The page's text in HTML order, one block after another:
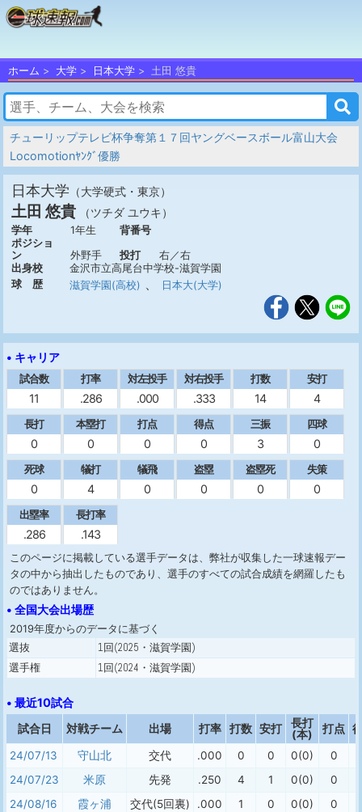
ホーム 大学 日本大学 土田 悠貴
チューリップテレビ杯争奪第１７回ヤングベースボール富山大会
Locomotionﾔﾝｸﾞ優勝
日本大学 （大学硬式・東京）
土田 悠貴 （ツチダ ユウキ）
学年 1年生
背番号
ポジショ
ン
外野手 投打
右／右
出身校
金沢市立高尾台中学校-滋賀学園
球 歴
滋賀学園(高校) 、 日本大(大学)
• キャリア
試合数
11
打率
.286
対左投手
.000
対右投手
.333
打数
14
安打
4
長打
0
本塁打
0
打点
0
得点
0
三振
3
四球
0
死球
0
犠打
4
犠飛
0
盗塁
0
盗塁死
0
失策
0
出塁率
.286
長打率
.143
このページに掲載している選手データは、弊社が収集した一球速報デー
タの中から抽出したものであり、選手のすべての試合成績を網羅したも
のではありません。
• 全国大会出場歴
2019年度からのデータに基づく
選抜
1回(2025・滋賀学園)
選手権
1回(2024・滋賀学園)
• 最近10試合
試合日 対戦チーム 出場 打率 打数 安打
長打
(本)
打点
24/07/13 守山北 交代 .000 0 0 0(0) 0
24/07/23
米原 先発 .250 4 1 0(0) 0
24/08/16
霞ヶ浦 交代(5回裏) .000 1 0 0(0) 0